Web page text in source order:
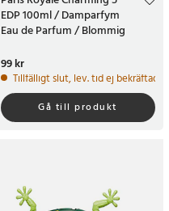
EDP 100ml / Damparfym
Eau de Parfum / Blommig
Pris:
99 kr
Tillfälligt slut, lev. tid ej bekräftad.
Gå till produkt